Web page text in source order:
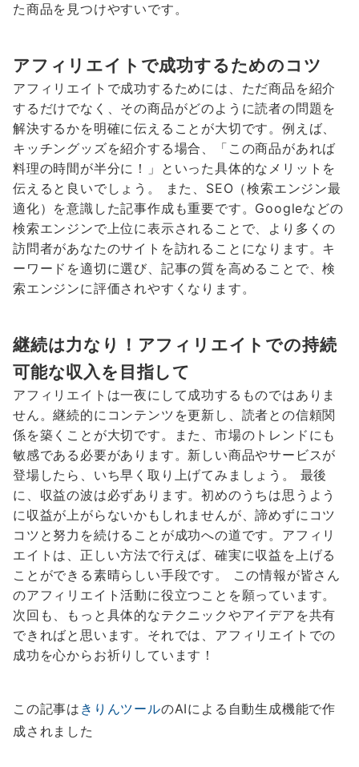
た商品を見つけやすいです。
アフィリエイトで成功するためのコツ
アフィリエイトで成功するためには、ただ商品を紹介
するだけでなく、その商品がどのように読者の問題を
解決するかを明確に伝えることが大切です。例えば、
キッチングッズを紹介する場合、「この商品があれば
料理の時間が半分に！」といった具体的なメリットを
伝えると良いでしょう。 また、SEO（検索エンジン最
適化）を意識した記事作成も重要です。Googleなどの
検索エンジンで上位に表示されることで、より多くの
訪問者があなたのサイトを訪れることになります。キ
ーワードを適切に選び、記事の質を高めることで、検
索エンジンに評価されやすくなります。
継続は力なり！アフィリエイトでの持続
可能な収入を目指して
アフィリエイトは一夜にして成功するものではありま
せん。継続的にコンテンツを更新し、読者との信頼関
係を築くことが大切です。また、市場のトレンドにも
敏感である必要があります。新しい商品やサービスが
登場したら、いち早く取り上げてみましょう。 最後
に、収益の波は必ずあります。初めのうちは思うよう
に収益が上がらないかもしれませんが、諦めずにコツ
コツと努力を続けることが成功への道です。アフィリ
エイトは、正しい方法で行えば、確実に収益を上げる
ことができる素晴らしい手段です。 この情報が皆さん
のアフィリエイト活動に役立つことを願っています。
次回も、もっと具体的なテクニックやアイデアを共有
できればと思います。それでは、アフィリエイトでの
成功を心からお祈りしています！
この記事は きりんツールのAIによる自動生成機能で作
成されました